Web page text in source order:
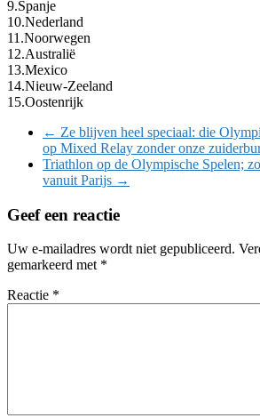
9.Spanje
10.Nederland
11.Noorwegen
12.Australië
13.Mexico
14.Nieuw-Zeeland
15.Oostenrijk
← Ze blijven heel speciaal: die
op Mixed Relay zonder onze
Triathlon op de Olympische Spelen;
vanuit Parijs →
Geef een reactie
Uw e-mailadres wordt niet gepubliceerd.
gemarkeerd met *
Reactie *